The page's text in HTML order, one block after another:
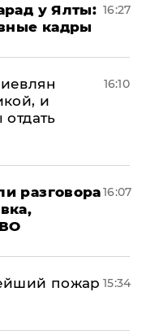
у Ялты:
кадры
16:27
и
16:10
разговора16:07
пожар 15:34